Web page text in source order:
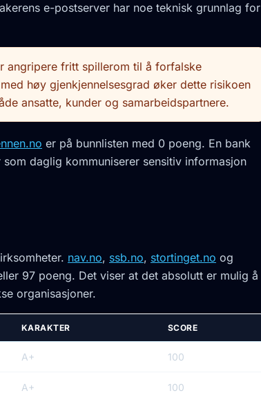
e-postserver har noe teknisk grunnlag for
angripere fritt spillerom til å forfalske
høy gjenkjennelsesgrad øker dette risikoen
ansatte, kunder og samarbeidspartnere.
er på bunnlisten med 0 poeng. En bank
daglig kommuniserer sensitiv informasjon
nav.no, ssb.no, stortinget.no og
97 poeng. Det viser at det absolutt er mulig å
organisasjoner.
KARAKTER SCORE
A+ 100
A+ 100